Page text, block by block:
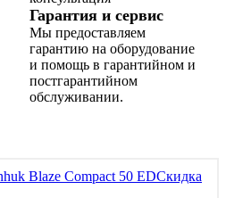
Гарантия и сервис
Мы предоставляем
гарантию на оборудование
и помощь в гарантийном и
постгарантийном
обслуживании.
Скидка